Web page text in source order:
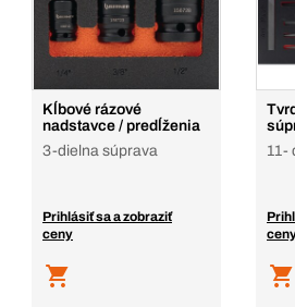
Kĺbové rázové
nadstavce / predĺženia
3-dielna súprava
Prihlásiť sa a zobraziť
ceny
11-